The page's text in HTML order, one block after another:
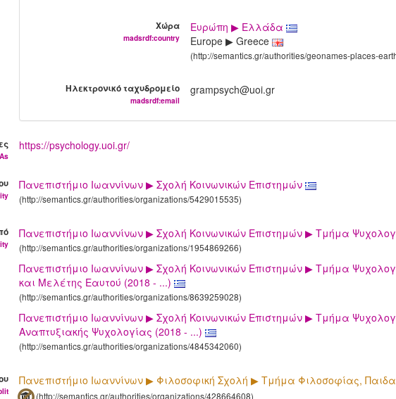
Χώρα
madsrdf:country
Ευρώπη ▶ Ελλάδα
Europe ▶ Greece
(http://semantics.gr/authorities/geonames-places-
Ηλεκτρονικό ταχυδρομείο
madsrdf:email
grampsych@uoi.gr
https://psychology.uoi.gr/
Πανεπιστήμιο Ιωαννίνων ▶ Σχολή Κοινωνικών Επιστημών
(http://semantics.gr/authorities/organizations/5429015535)
Πανεπιστήμιο Ιωαννίνων ▶ Σχολή Κοινωνικών Επιστημών ▶ Τμήμα
(http://semantics.gr/authorities/organizations/1954869266)
Πανεπιστήμιο Ιωαννίνων ▶ Σχολή Κοινωνικών Επιστημών ▶ Τμήμα
και Μελέτης Εαυτού (2018 - ...)
(http://semantics.gr/authorities/organizations/8639259028)
Πανεπιστήμιο Ιωαννίνων ▶ Σχολή Κοινωνικών Επιστημών ▶ Τμήμα
Αναπτυξιακής Ψυχολογίας (2018 - ...)
(http://semantics.gr/authorities/organizations/4845342060)
Πανεπιστήμιο Ιωαννίνων ▶ Φιλοσοφική Σχολή ▶ Τμήμα Φιλοσοφίας,
(http://semantics.gr/authorities/organizations/428664608)